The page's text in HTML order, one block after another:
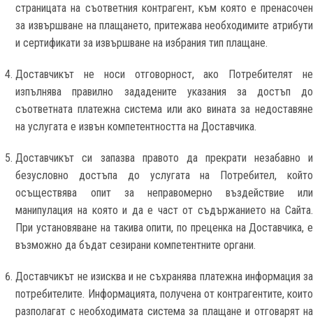
страницата на съответния контрагент, към която е пренасочен
за извършване на плащането, притежава необходимите атрибути
и сертификати за извършване на избрания тип плащане.
Доставчикът не носи отговорност, ако Потребителят не
изпълнява правилно зададените указания за достъп до
съответната платежна система или ако вината за недоставяне
на услугата е извън компетентността на Доставчика.
Доставчикът си запазва правото да прекрати незабавно и
безусловно достъпа до услугата на Потребител, който
осъществява опит за неправомерно въздействие или
манипулация на която и да е част от съдържанието на Сайта.
При установяване на такива опити, по преценка на Доставчика, е
възможно да бъдат сезирани компетентните органи.
Доставчикът не изисква и не съхранява платежна информация за
потребителите. Информацията, получена от контрагентите, които
разполагат с необходимата система за плащане и отговарят на